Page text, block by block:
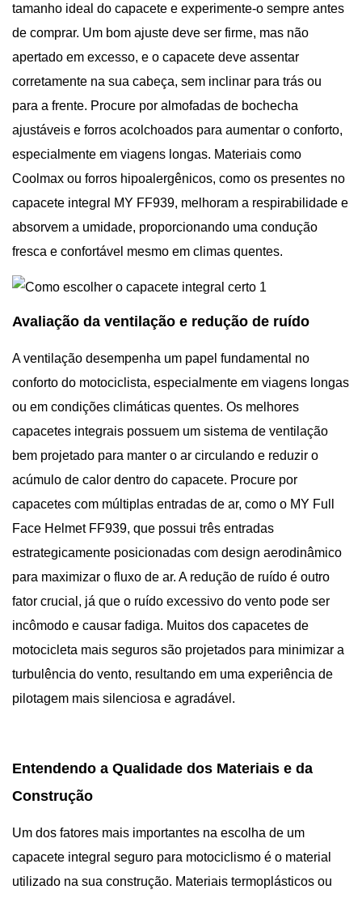
tamanho ideal do capacete e experimente-o sempre antes
de comprar. Um bom ajuste deve ser firme, mas não
apertado em excesso, e o capacete deve assentar
corretamente na sua cabeça, sem inclinar para trás ou
para a frente. Procure por almofadas de bochecha
ajustáveis ​​e forros acolchoados para aumentar o conforto,
especialmente em viagens longas. Materiais como
Coolmax ou forros hipoalergênicos, como os presentes no
capacete integral MY FF939, melhoram a respirabilidade e
absorvem a umidade, proporcionando uma condução
fresca e confortável mesmo em climas quentes.
Avaliação da ventilação e redução de ruído
A ventilação desempenha um papel fundamental no
conforto do motociclista, especialmente em viagens longas
ou em condições climáticas quentes. Os melhores
capacetes integrais possuem um sistema de ventilação
bem projetado para manter o ar circulando e reduzir o
acúmulo de calor dentro do capacete. Procure por
capacetes com múltiplas entradas de ar, como o MY Full
Face Helmet FF939, que possui três entradas
estrategicamente posicionadas com design aerodinâmico
para maximizar o fluxo de ar. A redução de ruído é outro
fator crucial, já que o ruído excessivo do vento pode ser
incômodo e causar fadiga. Muitos dos capacetes de
motocicleta mais seguros são projetados para minimizar a
turbulência do vento, resultando em uma experiência de
pilotagem mais silenciosa e agradável.
Entendendo a Qualidade dos Materiais e da
Construção
Um dos fatores mais importantes na escolha de um
capacete integral seguro para motociclismo é o material
utilizado na sua construção. Materiais termoplásticos ou